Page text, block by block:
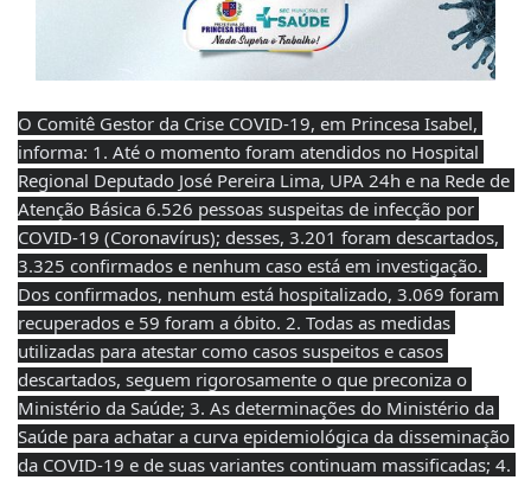
O Comitê Gestor da Crise COVID-19, em Princesa Isabel,
informa: 1. Até o momento foram atendidos no Hospital
Regional Deputado José Pereira Lima, UPA 24h e na Rede de
Atenção Básica 6.526 pessoas suspeitas de infecção por
COVID-19 (Coronavírus); desses, 3.201 foram descartados,
3.325 confirmados e nenhum caso está em investigação.
Dos confirmados, nenhum está hospitalizado, 3.069 foram
recuperados e 59 foram a óbito. 2. Todas as medidas
utilizadas para atestar como casos suspeitos e casos
descartados, seguem rigorosamente o que preconiza o
Ministério da Saúde; 3. As determinações do Ministério da
Saúde para achatar a curva epidemiológica da disseminação
da COVID-19 e de suas variantes continuam massificadas; 4.